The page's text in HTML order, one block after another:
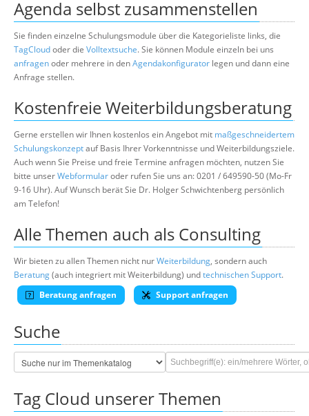
Agenda selbst zusammenstellen
Sie finden einzelne Schulungsmodule über die Kategorieliste links, die
TagCloudoder die Volltextsuche. Sie können Module einzeln bei uns
anfragenoder mehrere in denAgendakonfigurator legen und dann eine
Anfrage stellen.
Kostenfreie Weiterbildungsberatung
Gerne erstellen wir Ihnen kostenlos ein Angebot mit maßgeschneidertem
Schulungskonzeptauf Basis Ihrer Vorkenntnisse und Weiterbildungsziele.
Auch wenn Sie Preise und freie Termine anfragen möchten, nutzen Sie
bitte unserWebformularoder rufen Sie uns an: 0201 / 649590-50 (Mo-Fr
9-16 Uhr). Auf Wunsch berät Sie Dr. Holger Schwichtenberg persönlich
am Telefon!
Alle Themen auch als Consulting
Wir bieten zu allen Themen nicht nurWeiterbildung, sondern auch
Beratung(auch integriert mit Weiterbildung) undtechnischen Support.
Beratung anfragen
Support anfragen
Suche
Tag Cloud unserer Themen